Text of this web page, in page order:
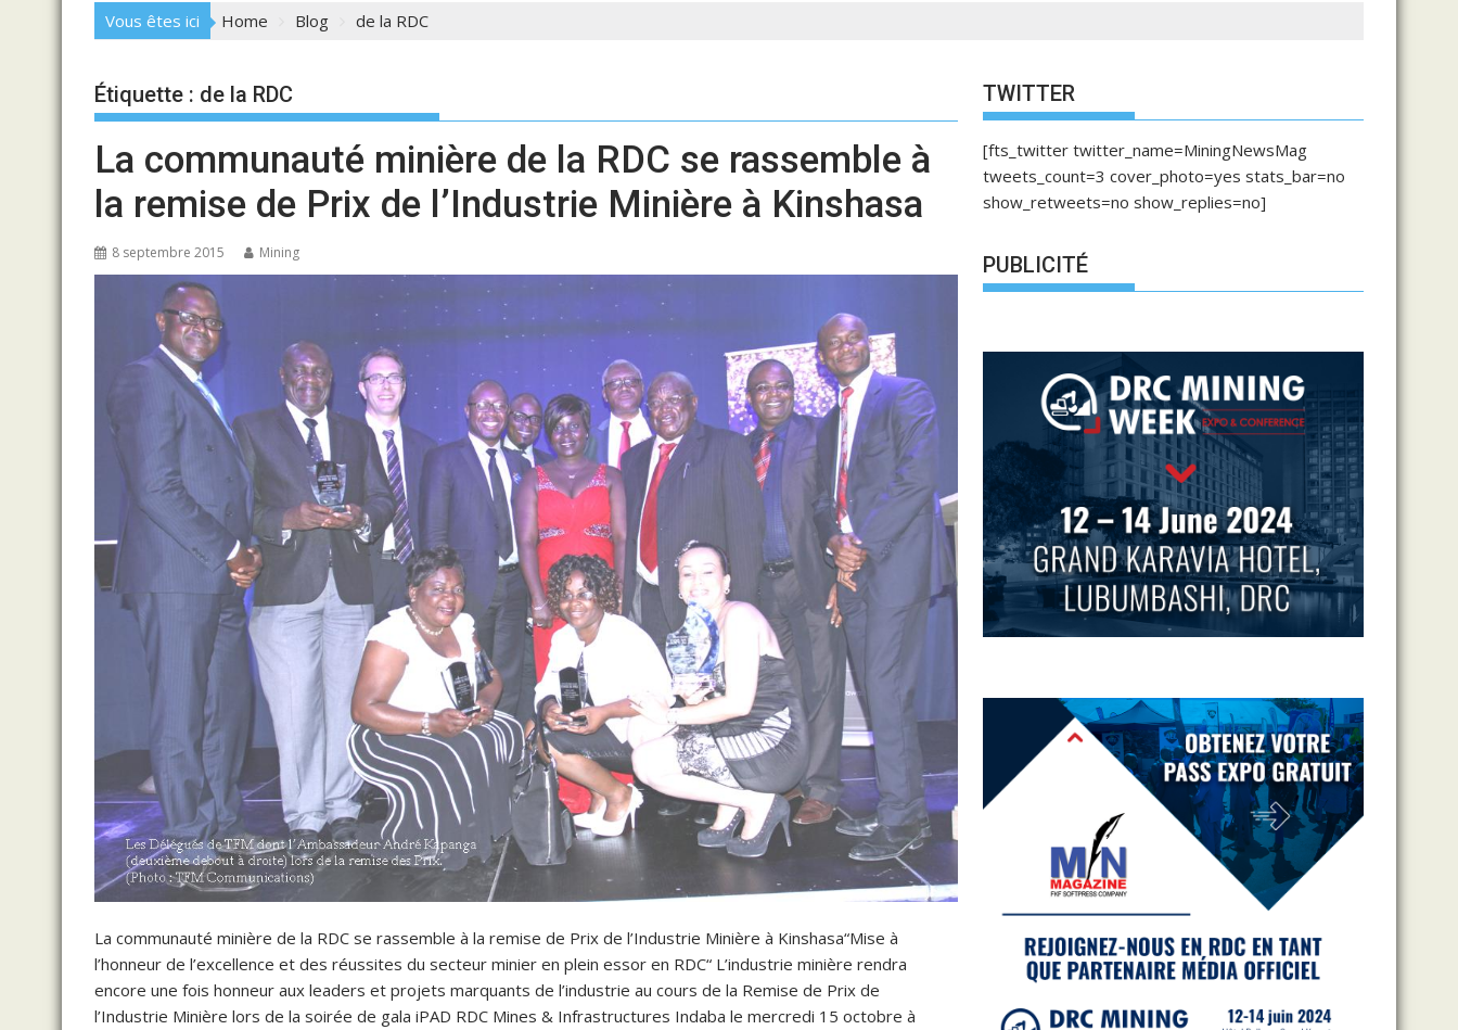
Vous êtes ici Home Blog de la RDC
Étiquette : de la RDC
La communauté minière de la RDC se rassemble à
la remise de Prix de l’Industrie Minière à Kinshasa
8 septembre 2015 Mining
La communauté minière de la RDC se rassemble à la remise de Prix de l’Industrie Minière à Kinshasa“Mise à
l’honneur de l’excellence et des réussites du secteur minier en plein essor en RDC“ L’industrie minière rendra
encore une fois honneur aux leaders et projets marquants de l’industrie au cours de la Remise de Prix de
l’Industrie Minière lors de la soirée de gala iPAD RDC Mines & Infrastructures Indaba le mercredi 15 octobre à
TWITTER
[fts_twitter twitter_name=MiningNewsMag
tweets_count=3 cover_photo=yes stats_bar=no
show_retweets=no show_replies=no]
PUBLICITÉ